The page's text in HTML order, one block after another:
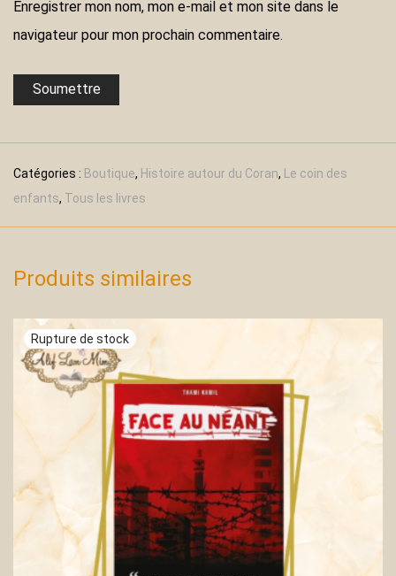
Enregistrer mon nom, mon e-mail et mon site dans le
navigateur pour mon prochain commentaire.
Catégories : Boutique, Histoire autour du Coran,
Le coin des
enfants, Tous les livres
Produits similaires